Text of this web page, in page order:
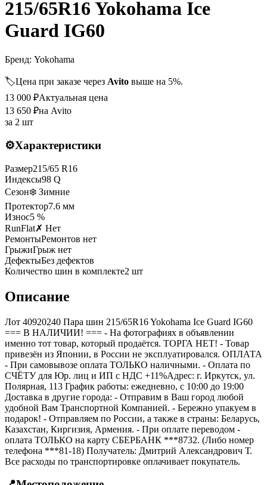
215/65R16 Yokohama Ice
Guard IG60
Бренд: Yokohama
🏷️Цена при заказе через Avito выше на 5%.
13 000 ₽Актуальная цена
13 650 ₽на Avito
за 2 шт
⚙️Характеристики
Размер215/65 R16
Индексы98 Q
Сезон❄️ Зимние
Протектор7.6 мм
Износ5 %
RunFlat✗ Нет
РемонтыРемонтов нет
ГрыжиГрыж нет
ДефектыБез дефектов
Количество шин в комплекте2 шт
Описание
Лот 40920240 Пара шин 215/65R16 Yokohama Ice Guard IG60
=== B НАЛИЧИИ! === - На фотографиях в объявлении
именно тот товар, который продаётся. ТОРГА НЕТ! - Товар
привезён из Японии, в России не эксплуатировался. ОПЛАТА
- При самовывозе оплата ТОЛЬКО наличными. - Оплата по
СЧЁТУ для Юр. лиц и ИП с НДС +11%Адрес: г. Иркутск, ул.
Полярная, 113 График работы: ежедневно, с 10:00 до 19:00
Доставка в другие города: - Отправим в Ваш город любой
удобной Вам Транспортной Компанией. - Бережно упакуем в
подарок! - Отправляем по России, а также в страны: Беларусь,
Казахстан, Киргизия, Армения. - При оплате переводом -
оплата ТОЛЬКО на карту СБЕРБАНК ***8732. (Либо номер
телефона ***81-18) Получатель: Дмитрий Александрович Т.
Все расходы по транспортировке оплачивает покупатель.